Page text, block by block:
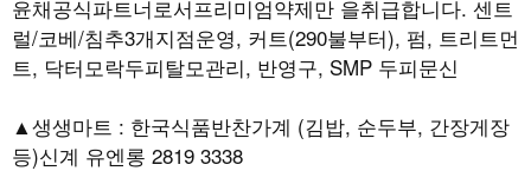
윤채공식파트너로서프리미엄약제만 을취급합니다. 센트
럴/코베/침추3개지점운영, 커트(290불부터), 펌, 트리트먼
트, 닥터모락두피탈모관리, 반영구, SMP 두피문신
▲생생마트 : 한국식품반찬가계 (김밥, 순두부, 간장게장
등)신계 유엔롱 2819 3338